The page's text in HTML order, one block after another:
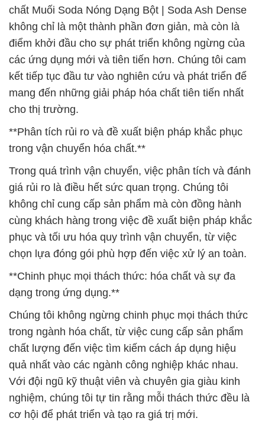
chất Muối Soda Nóng Dạng Bột | Soda Ash Dense
không chỉ là một thành phần đơn giản, mà còn là
điểm khởi đầu cho sự phát triển không ngừng của
các ứng dụng mới và tiên tiến hơn. Chúng tôi cam
kết tiếp tục đầu tư vào nghiên cứu và phát triển để
mang đến những giải pháp hóa chất tiên tiến nhất
cho thị trường.
**Phân tích rủi ro và đề xuất biện pháp khắc phục
trong vận chuyển hóa chất.**
Trong quá trình vận chuyển, việc phân tích và đánh
giá rủi ro là điều hết sức quan trọng. Chúng tôi
không chỉ cung cấp sản phẩm mà còn đồng hành
cùng khách hàng trong việc đề xuất biện pháp khắc
phục và tối ưu hóa quy trình vận chuyển, từ việc
chọn lựa đóng gói phù hợp đến việc xử lý an toàn.
**Chinh phục mọi thách thức: hóa chất và sự đa
dạng trong ứng dụng.**
Chúng tôi không ngừng chinh phục mọi thách thức
trong ngành hóa chất, từ việc cung cấp sản phẩm
chất lượng đến việc tìm kiếm cách áp dụng hiệu
quả nhất vào các ngành công nghiệp khác nhau.
Với đội ngũ kỹ thuật viên và chuyên gia giàu kinh
nghiệm, chúng tôi tự tin rằng mỗi thách thức đều là
cơ hội để phát triển và tạo ra giá trị mới.